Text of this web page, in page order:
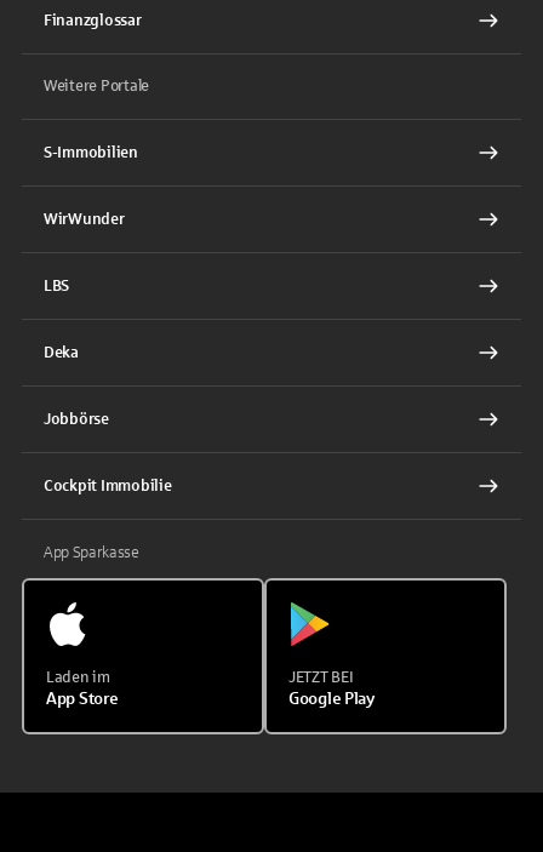
Finanzglossar
Weitere Portale
S-Immobilien
WirWunder
LBS
Deka
Jobbörse
Cockpit Immobilie
App Sparkasse
Laden im
App Store
JETZT BEI
Google Play